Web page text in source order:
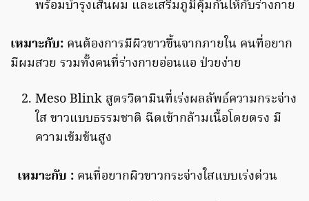
พร้อมบำรุงเส้นผม และเสริมภูมิคุ้มกันให้กับร่างกาย
เหมาะกับ: คนต้องการมีผิวขาวขึ้นจากภายใน คนที่อยาก
มีผมสวย รวมทั้งคนที่ร่างกายอ่อนแอ ป่วยง่าย
Meso Blink สูตรวิตามินที่เร่งผลลัพธ์ความกระจ่าง
ใส ขาวแบบธรรมชาติ ฉีดเข้ากล้ามเนื้อโดยตรง มี
ความเข้มข้นสูง
เหมาะกับ : คนที่อยากผิวขาวกระจ่างใสแบบเร่งด่วน